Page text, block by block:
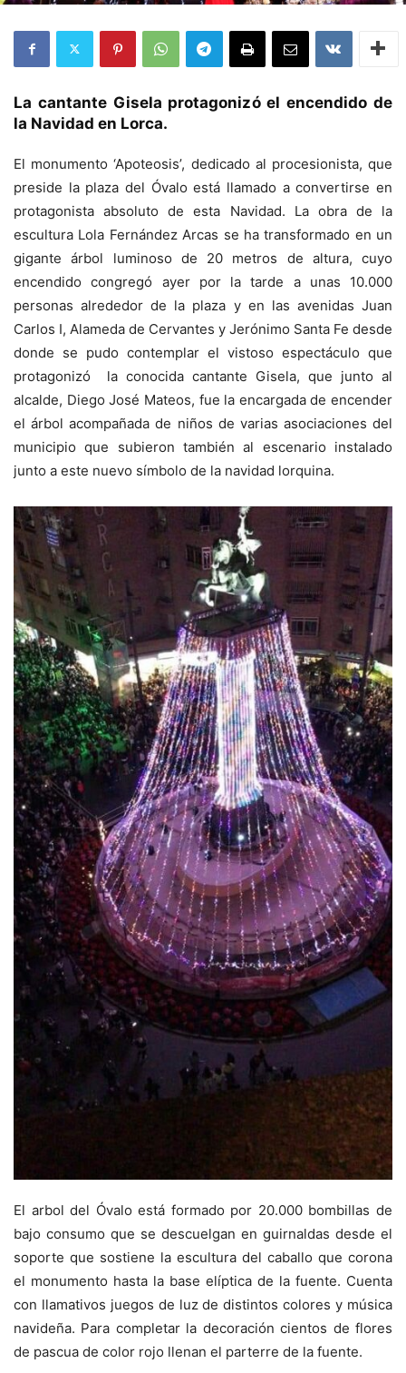
La cantante Gisela protagonizó el encendido de
la Navidad en Lorca.
El monumento ‘Apoteosis’, dedicado al procesionista, que
preside la plaza del Óvalo está llamado a convertirse en
protagonista absoluto de esta Navidad. La obra de la
escultura Lola Fernández Arcas se ha transformado en un
gigante árbol luminoso de 20 metros de altura, cuyo
encendido congregó ayer por la tarde a unas 10.000
personas alrededor de la plaza y en las avenidas Juan
Carlos I, Alameda de Cervantes y Jerónimo Santa Fe desde
donde se pudo contemplar el vistoso espectáculo que
protagonizó la conocida cantante Gisela, que junto al
alcalde, Diego José Mateos, fue la encargada de encender
el árbol acompañada de niños de varias asociaciones del
municipio que subieron también al escenario instalado
junto a este nuevo símbolo de la navidad lorquina.
El arbol del Óvalo está formado por 20.000 bombillas de
bajo consumo que se descuelgan en guirnaldas desde el
soporte que sostiene la escultura del caballo que corona
el monumento hasta la base elíptica de la fuente. Cuenta
con llamativos juegos de luz de distintos colores y música
navideña. Para completar la decoración cientos de flores
de pascua de color rojo llenan el parterre de la fuente.